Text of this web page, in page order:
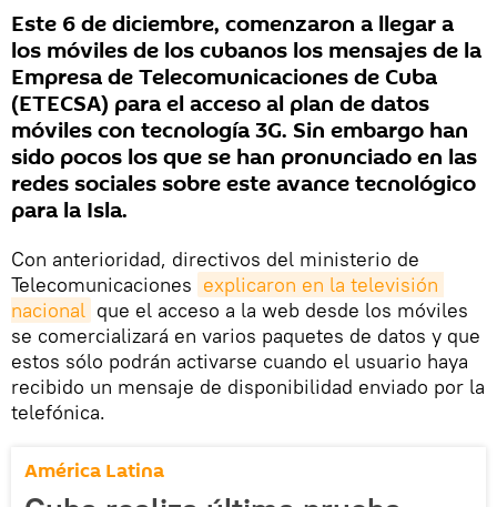
Este 6 de diciembre, comenzaron a llegar a
los móviles de los cubanos los mensajes de la
Empresa de Telecomunicaciones de Cuba
(ETECSA) para el acceso al plan de datos
móviles con tecnología 3G. Sin embargo han
sido pocos los que se han pronunciado en las
redes sociales sobre este avance tecnológico
para la Isla.
Con anterioridad, directivos del ministerio de
Telecomunicaciones explicaron en la televisión
nacional que el acceso a la web desde los móviles
se comercializará en varios paquetes de datos y que
estos sólo podrán activarse cuando el usuario haya
recibido un mensaje de disponibilidad enviado por la
telefónica.
América Latina